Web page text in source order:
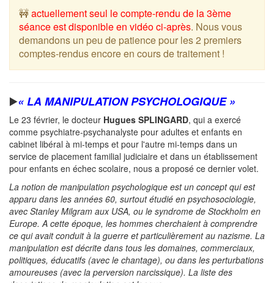
🚧actuellement seul le compte-rendu de la 3ème
séance est disponible en vidéo ci-après. Nous vous
demandons un peu de patience pour les 2 premiers
comptes-rendus encore en cours de traitement !
▶️« LA MANIPULATION PSYCHOLOGIQUE »
Le 23 février, le docteur Hugues SPLINGARD, qui a exercé
comme psychiatre-psychanalyste pour adultes et enfants en
cabinet libéral à mi-temps et pour l'autre mi-temps dans un
service de placement familial judiciaire et dans un établissement
pour enfants en échec scolaire, nous a proposé ce dernier volet.
La notion de manipulation psychologique est un concept qui est
apparu dans les années 60, surtout étudié en psychosociologie,
avec Stanley Milgram aux USA, ou le syndrome de Stockholm en
Europe. A cette époque, les hommes cherchaient à comprendre
ce qui avait conduit à la guerre et particulièrement au nazisme. La
manipulation est décrite dans tous les domaines, commerciaux,
politiques, éducatifs (avec le chantage), ou dans les perturbations
amoureuses (avec la perversion narcissique). La liste des